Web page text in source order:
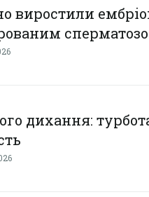
виростили
дихання: